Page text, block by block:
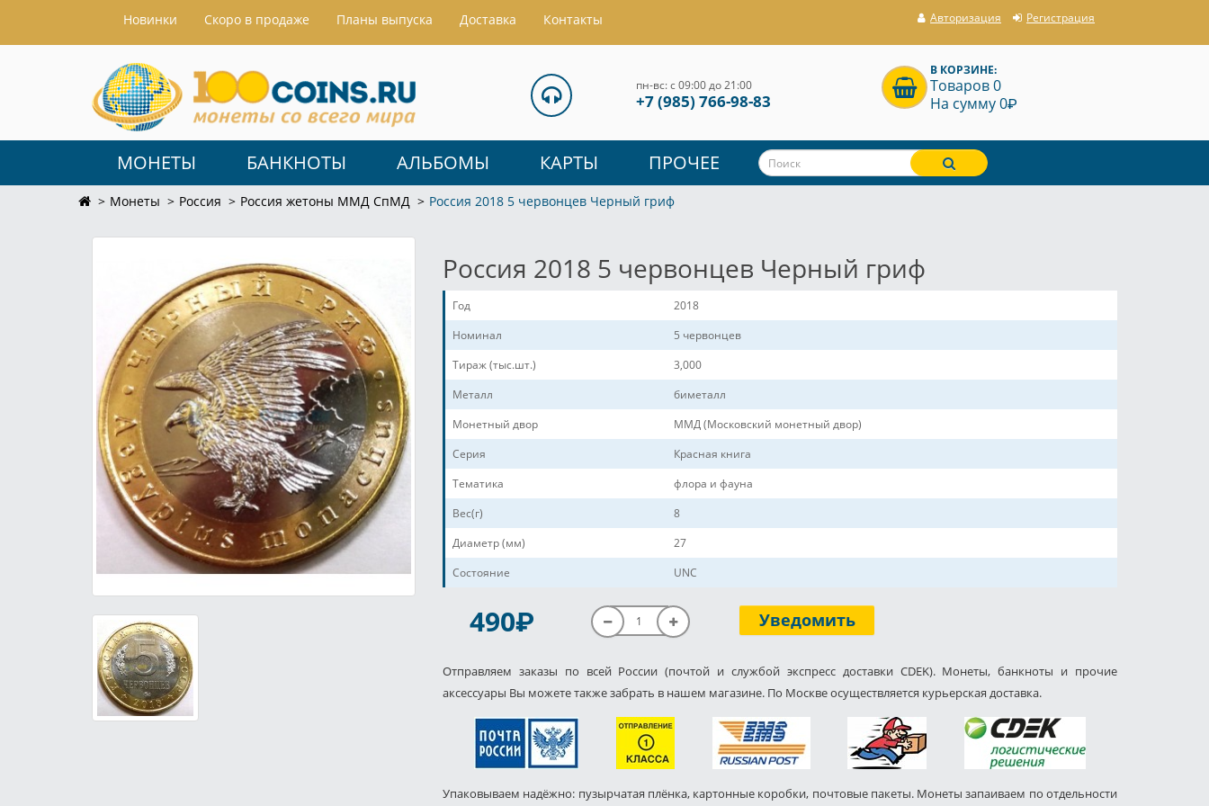
Hовинки Скоро в продаже Планы выпуска Доставка Контакты Авторизация Регистрация
пн-вс: с 09:00 до 21:00
+7 (985) 766-98-83
В КОРЗИНЕ:
Товаров 0
На сумму 0P
МОНЕТЫ БАНКНОТЫ АЛЬБОМЫ КАРТЫ ПРОЧЕЕ
Монеты Россия Россия жетоны ММД СпМД Россия 2018 5 червонцев Черный гриф
Россия 2018 5 червонцев Черный гриф
Год
2018
Номинал
5 червонцев
Тираж (тыс.шт.)
3,000
Металл
биметалл
Монетный двор
ММД (Московский монетный двор)
Серия
Красная книга
Тематика
флора и фауна
Вес(г)
8
Диаметр (мм)
27
Состояние
UNC
490P Уведомить
Отправляем заказы по всей России (почтой и службой экспресс доставки CDEK). Монеты, банкноты и прочие
аксессуары Вы можете также забрать в нашем магазине. По Москве осуществляется курьерская доставка.
Упаковываем надёжно: пузырчатая плёнка, картонные коробки, почтовые пакеты. Монеты запаиваем по отдельности